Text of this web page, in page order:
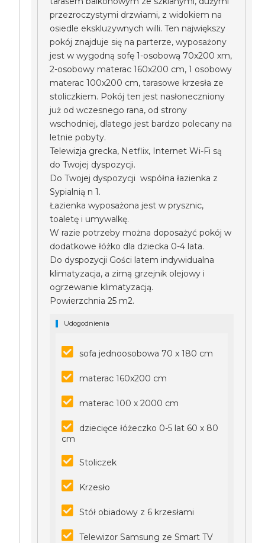
przezroczystymi drzwiami, z widokiem na
osiedle ekskluzywnych willi. Ten największy
pokój znajduje się na parterze, wyposażony
jest w wygodną sofę 1-osobową 70x200 xm,
2-osobowy materac 160x200 cm, 1 osobowy
materac 100x200 cm, tarasowe krzesła ze
stoliczkiem. Pokój ten jest nasłoneczniony
już od wczesnego rana, od strony
wschodniej, dlatego jest bardzo polecany na
letnie pobyty.
Telewizja grecka, Netflix, Internet Wi-Fi są
do Twojej dyspozycji.
Do Twojej dyspozycji współna łazienka z
Sypialnią n 1.
Łazienka wyposażona jest w prysznic,
toaletę i umywalkę.
W razie potrzeby można doposażyć pokój w
dodatkowe łóżko dla dziecka 0-4 lata.
Do dyspozycji Gości latem indywidualna
klimatyzacja, a zimą grzejnik olejowy i
ogrzewanie klimatyzacją.
Powierzchnia 25 m2.
Udogodnienia
sofa jednoosobowa 70 x 180 cm
materac 160x200 cm
materac 100 x 2000 cm
dziecięce łóżeczko 0-5 lat 60 x 80
cm
Stoliczek
Krzesło
Stół obiadowy z 6 krzesłami
Telewizor Samsung ze Smart TV